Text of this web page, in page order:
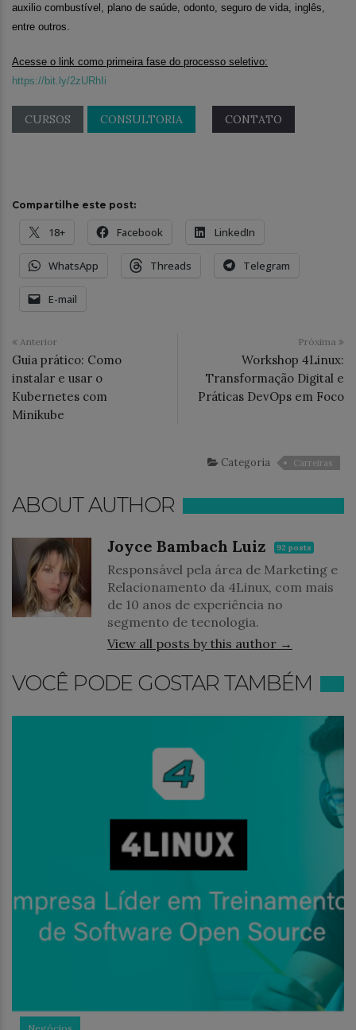
auxilio combustível, plano de saúde, odonto, seguro de vida, inglês,
entre outros.
Acesse o link como primeira fase do processo seletivo:
https://bit.ly/2zURhIi
CURSOS CONSULTORIA CONTATO
Compartilhe este post:
18+ Facebook LinkedIn
WhatsApp Threads Telegram
E-mail
Anterior
Guia prático: Como
instalar e usar o
Kubernetes com
Minikube
Próxima
Workshop 4Linux:
Transformação Digital e
Práticas DevOps em Foco
Categoria Carreiras
ABOUT AUTHOR
Joyce Bambach Luiz 92 posts
Responsável pela área de Marketing e
Relacionamento da 4Linux, com mais
de 10 anos de experiência no
segmento de tecnologia.
View all posts by this author →
VOCÊ PODE GOSTAR TAMBÉM